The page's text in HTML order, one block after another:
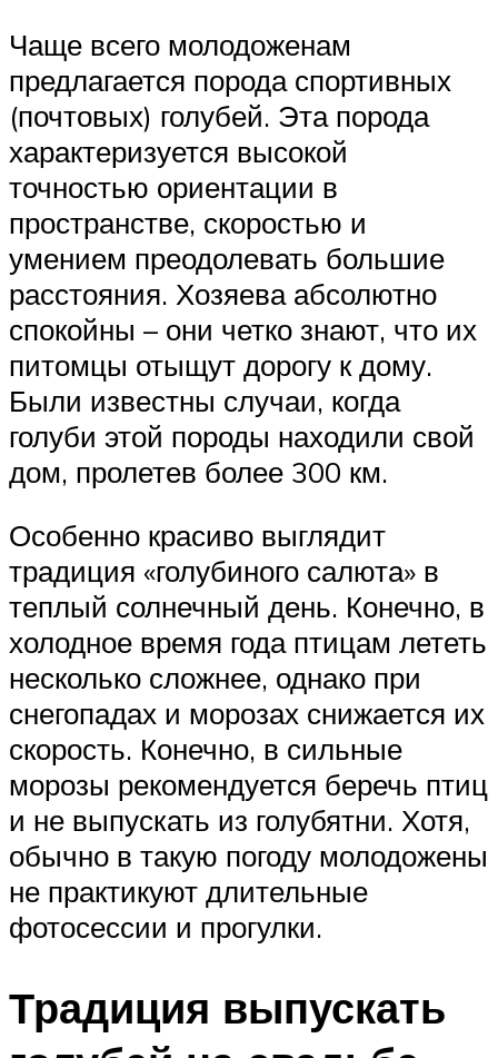
Чаще всего молодоженам
предлагается порода спортивных
(почтовых) голубей. Эта порода
характеризуется высокой
точностью ориентации в
пространстве, скоростью и
умением преодолевать большие
расстояния. Хозяева абсолютно
спокойны – они четко знают, что их
питомцы отыщут дорогу к дому.
Были известны случаи, когда
голуби этой породы находили свой
дом, пролетев более 300 км.
Особенно красиво выглядит
традиция «голубиного салюта» в
теплый солнечный день. Конечно, в
холодное время года птицам лететь
несколько сложнее, однако при
снегопадах и морозах снижается их
скорость. Конечно, в сильные
морозы рекомендуется беречь птиц
и не выпускать из голубятни. Хотя,
обычно в такую погоду молодожены
не практикуют длительные
фотосессии и прогулки.
Традиция выпускать